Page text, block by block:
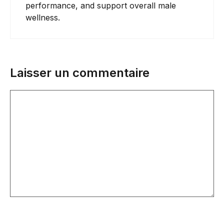
performance, and support overall male
wellness.
Laisser un commentaire